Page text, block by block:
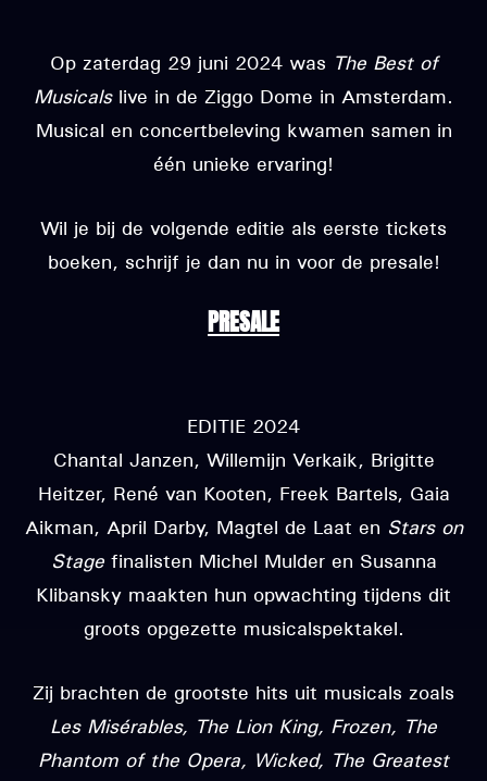
Op zaterdag 29 juni 2024 was The Best of
Musicalslive in de Ziggo Dome in Amsterdam.
Musical en concertbeleving kwamen samen in
één unieke ervaring!
Wil je bij de volgende editie als eerste tickets
boeken, schrijf je dan nu in voor de presale!
PRESALE
EDITIE 2024
Chantal Janzen, Willemijn Verkaik, Brigitte
Heitzer, René van Kooten, Freek Bartels, Gaia
Aikman, April Darby, Magtel de Laat en Stars on
Stagefinalisten Michel Mulder en Susanna
Klibansky maakten hun opwachting tijdens dit
groots opgezette musicalspektakel.
Zij brachten de grootste hits uit musicals zoals
Les Misérables, The Lion King, Frozen, The
Phantom of the Opera, Wicked, The Greatest